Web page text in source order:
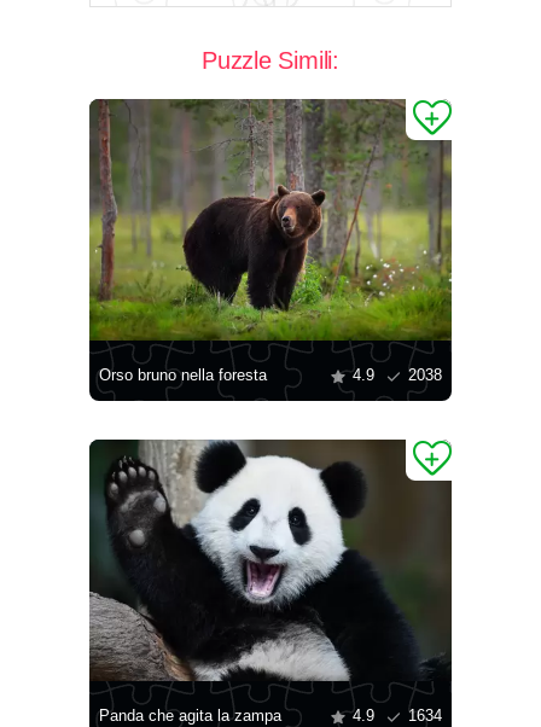
Puzzle Simili:
Orso bruno nella foresta 4.9 2038
Panda che agita la zampa 4.9 1634